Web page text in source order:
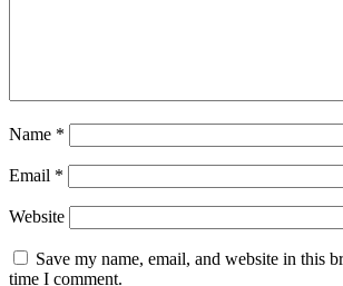
Name *
Email *
Website
Save my name, email, and website in this
time I comment.